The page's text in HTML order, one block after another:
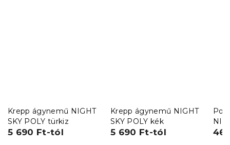
Krepp ágynemű NIGHT
SKY POLY türkiz
5 690 Ft-tól
Krepp ágynemű NIGHT
SKY POLY kék
5 690 Ft-tól
cm,